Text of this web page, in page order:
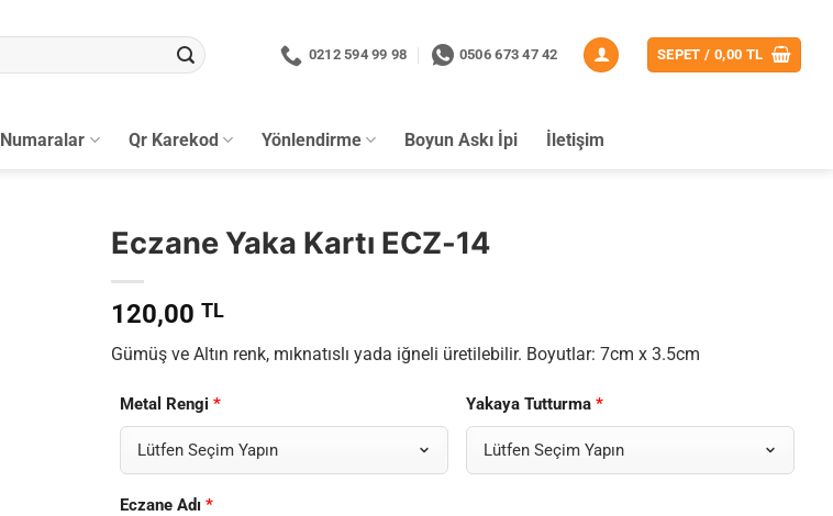
0212 594 99 98 0506 673 47 42 SEPET / 0,00 TL
Numaralar Qr Karekod Yönlendirme Boyun Askı İpi İletişim
Eczane Yaka Kartı ECZ-14
120,00 TL
Gümüş ve Altın renk, mıknatıslı yada iğneli üretilebilir. Boyutlar: 7cm x 3.5cm
Metal Rengi * Yakaya Tutturma *
Eczane Adı *